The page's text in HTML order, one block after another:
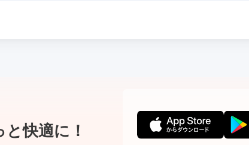
快適に！